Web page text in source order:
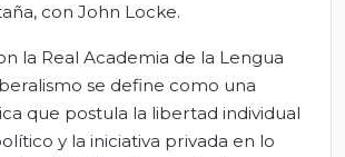
con John Locke.
la Real Academia de la Lengua
se define como una
que postula la libertad individual
y la iniciativa privada en lo